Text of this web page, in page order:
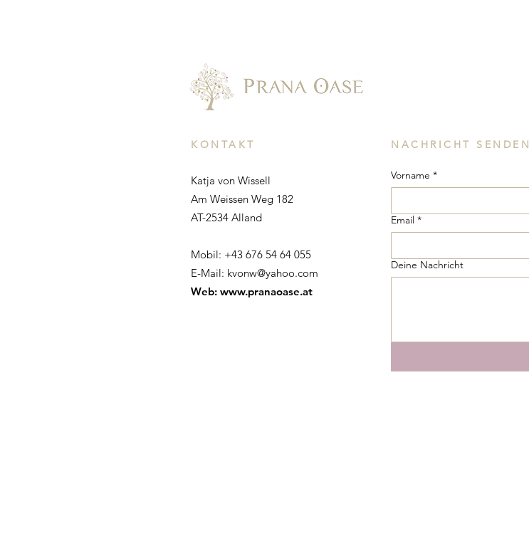
KONTAKT
Katja von Wissell
Am Weissen Weg 182
AT-2534 Alland
Mobil: +43 676 54 64 055
E-Mail: kvonw@yahoo.com
Web: www.pranaoase.at
NACHRICHT SENDEN
Vorname *
Email *
Deine Nachricht